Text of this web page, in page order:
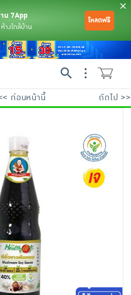
น 7App
างใกล้บ้าน
โหลดฟรี
ก่อนหน้านี้ ถัดไป >>